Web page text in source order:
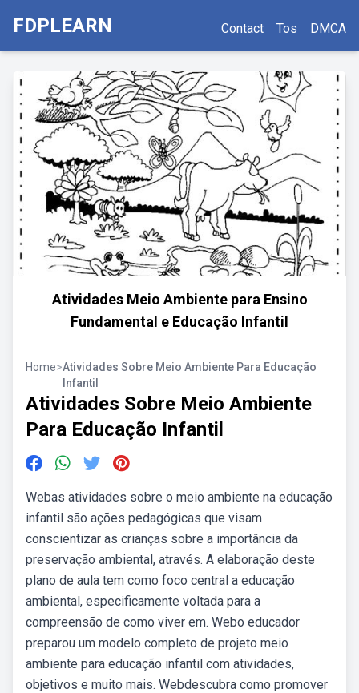
FDPLEARN Contact Tos DMCA
Atividades Meio Ambiente para Ensino
Fundamental e Educação Infantil
Home>Atividades Sobre Meio Ambiente Para Educação
Infantil
Atividades Sobre Meio Ambiente
Para Educação Infantil
Webas atividades sobre o meio ambiente na educação
infantil são ações pedagógicas que visam
conscientizar as crianças sobre a importância da
preservação ambiental, através. A elaboração deste
plano de aula tem como foco central a educação
ambiental, especificamente voltada para a
compreensão de como viver em. Webo educador
preparou um modelo completo de projeto meio
ambiente para educação infantil com atividades,
objetivos e muito mais. Webdescubra como promover